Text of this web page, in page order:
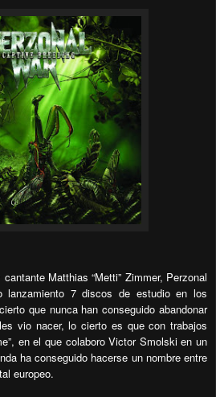
Matthias “Metti” Zimmer, Perzonal
lanzamiento 7 discos de estudio en los
que nunca han conseguido abandonar
vio nacer, lo cierto es que con trabajos
en el que colaboro Victor Smolski en un
ha conseguido hacerse un nombre entre
europeo.